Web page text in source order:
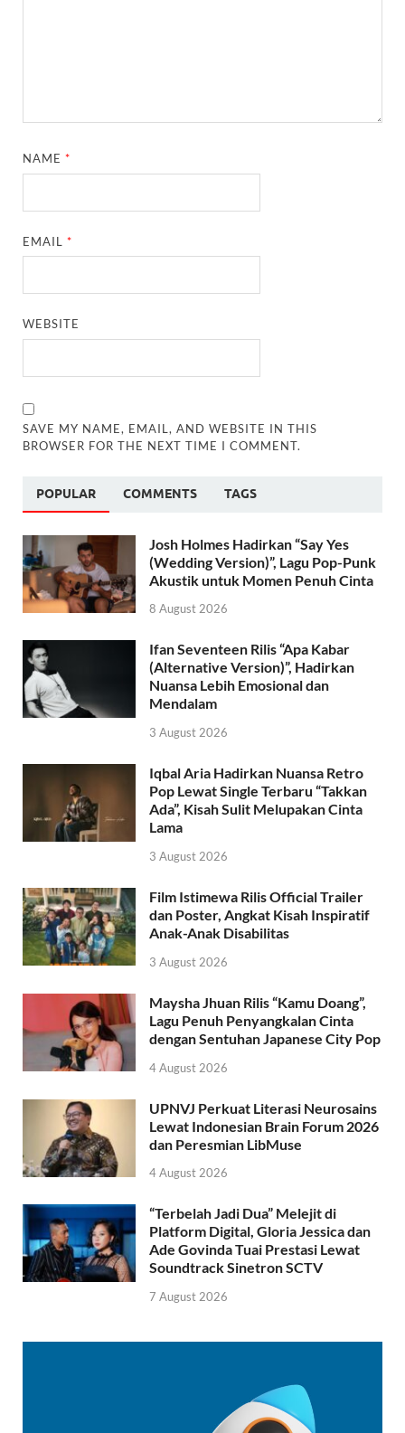
NAME*
EMAIL*
WEBSITE
SAVE MY NAME, EMAIL, AND WEBSITE IN THIS
BROWSER FOR THE NEXT TIME I COMMENT.
POPULAR COMMENTS TAGS
Josh Holmes Hadirkan “Say Yes
(Wedding Version)”, Lagu Pop-Punk
Akustik untuk Momen Penuh Cinta
8 August 2026
Ifan Seventeen Rilis “Apa Kabar
(Alternative Version)”, Hadirkan
Nuansa Lebih Emosional dan
Mendalam
3 August 2026
Iqbal Aria Hadirkan Nuansa Retro
Pop Lewat Single Terbaru “Takkan
Ada”, Kisah Sulit Melupakan Cinta
Lama
3 August 2026
Film Istimewa Rilis Official Trailer
dan Poster, Angkat Kisah Inspiratif
Anak-Anak Disabilitas
3 August 2026
Maysha Jhuan Rilis “Kamu Doang”,
Lagu Penuh Penyangkalan Cinta
dengan Sentuhan Japanese City Pop
4 August 2026
UPNVJ Perkuat Literasi Neurosains
Lewat Indonesian Brain Forum 2026
dan Peresmian LibMuse
4 August 2026
“Terbelah Jadi Dua” Melejit di
Platform Digital, Gloria Jessica dan
Ade Govinda Tuai Prestasi Lewat
Soundtrack Sinetron SCTV
7 August 2026